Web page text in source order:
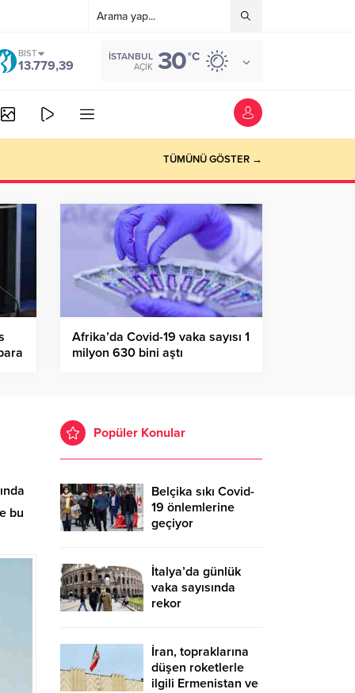
BIST
13.779,39
İSTANBUL
AÇIK 30°C
TÜMÜNÜ GÖSTER →
Afrika’da Covid-19 vaka sayısı 1
milyon 630 bini aştı
bu
Popüler Konular
Belçika sıkı Covid-
19 önlemlerine
geçiyor
İtalya’da günlük
vaka sayısında
rekor
İran, topraklarına
düşen roketlerle
ilgili Ermenistan ve